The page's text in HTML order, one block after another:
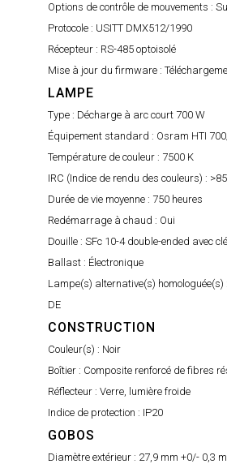
Options de contrôle de mouvements :
Protocole : USITT DMX512/1990
Récepteur : RS-485 optoisolé
Mise à jour du firmware :
LAMPE
Type : Décharge à arc court 700 W
Équipement standard : Osram HTI
Température de couleur : 7500 K
IRC (Indice de rendu des couleurs) : >85
Durée de vie moyenne : 750 heures
Redémarrage à chaud : Oui
Douille : SFc 10-4 double-ended avec clé
Ballast : Électronique
Lampe(s) alternative(s) homologuée(s) :
DE
CONSTRUCTION
Couleur(s) : Noir
Boîtier : Composite renforcé de fibres
Réflecteur : Verre, lumière froide
Indice de protection : IP20
GOBOS
Diamètre extérieur : 27,9 mm +0/- 0,3